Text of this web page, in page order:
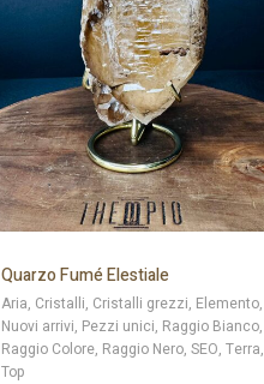
Quarzo Fumé Elestiale
Aria, Cristalli, Cristalli grezzi, Elemento,
Nuovi arrivi, Pezzi unici, Raggio Bianco,
Raggio Colore, Raggio Nero, SEO, Terra,
Top